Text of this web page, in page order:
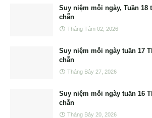
Suy niệm mỗi ngày, Tuần 18
chẵn
Tháng Tám 02, 2026
Suy niệm mỗi ngày tuần 17
chẵn
Tháng Bảy 27, 2026
Suy niệm mỗi ngày tuần 16
chẵn
Tháng Bảy 20, 2026